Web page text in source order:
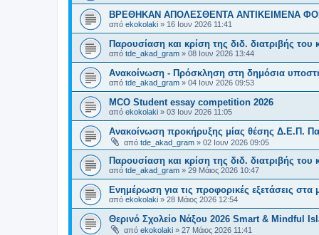
ΒΡΕΘΗΚΑΝ ΑΠΟΛΕΣΘΕΝΤΑ ΑΝΤΙΚΕΙΜΕΝΑ
από ekokolaki » 16 Ιουν 2026 11:41
Παρουσίαση και κρίση της διδ. διατριβής
από tde_akad_gram » 08 Ιουν 2026 13:44
Ανακοίνωση - Πρόσκληση στη δημόσια
από tde_akad_gram » 04 Ιουν 2026 09:53
MCO Student essay competition 2026
από ekokolaki » 03 Ιουν 2026 11:05
Ανακοίνωση προκήρυξης μίας θέσης Δ.Ε.Π.
από tde_akad_gram » 02 Ιουν 2026 09:05
Παρουσίαση και κρίση της διδ. διατριβής του
από tde_akad_gram » 29 Μάιος 2026 10:47
Ενημέρωση για τις προφορικές εξετάσεις
από ekokolaki » 28 Μάιος 2026 12:54
Θερινό Σχολείο Νάξου 2026 Smart & Mindful
από ekokolaki » 27 Μάιος 2026 11:41